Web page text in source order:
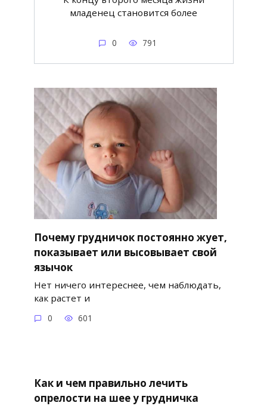
младенец становится более
0 791
Почему грудничок постоянно жует,
показывает или высовывает свой
язычок
Нет ничего интереснее, чем наблюдать,
как растет и
0 601
Как и чем правильно лечить
опрелости на шее у грудничка